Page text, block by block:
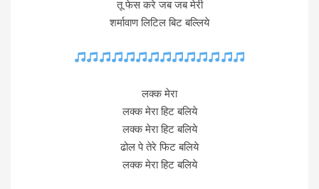
तू फेस करे जब जब मेरी
शर्मावाण लिटिल बिट बल्लिये
लक्क मेरा
लक्क मेरा हिट बलिये
लक्क मेरा हिट बलिये
ढोल पे तेरे फिट बलिये
लक्क मेरा हिट बलिये